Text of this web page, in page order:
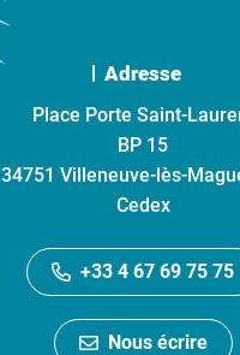
Adresse
Place Porte Saint-
BP 15
34751 Villeneuve-lès-
Cedex
+33 4 67 69 75 75
Nous écrire